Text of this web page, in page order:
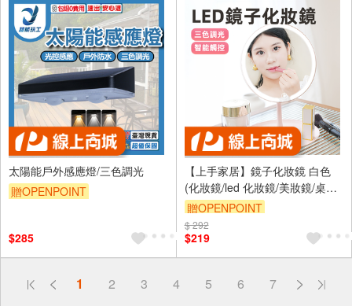
單品享9折
太陽能戶外感應燈/三色調光
贈OPENPOINT
$285
【上手家居】鏡子化妝鏡 白色
(化妝鏡/led 化妝鏡/美妝鏡/桌
鏡/led鏡子/梳妝鏡)
贈OPENPOINT
訂單滿999享9折
$ 292
$219
1 2 3 4 5 6 7
偏遠地區配送
得獎公告